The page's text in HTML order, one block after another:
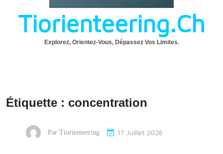
Tiorienteering.ch
Explorez, Orientez-Vous, Dépassez Vos Limites.
Étiquette : concentration
Par Tiorienteering 17 Juillet 2026